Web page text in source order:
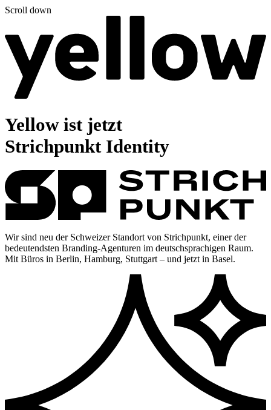
Scroll down
Yellow ist jetzt
Strichpunkt Identity
Wir sind neu der Schweizer Standort von Strichpunkt, einer der
bedeutendsten Branding-Agenturen im deutschsprachigen Raum.
Mit Büros in Berlin, Hamburg, Stuttgart – und jetzt in Basel.